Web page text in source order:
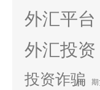
外汇平台
外汇投资
投资诈骗